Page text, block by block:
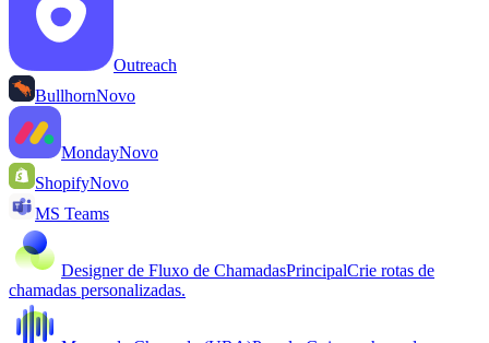
Outreach
BullhornNovo
MondayNovo
ShopifyNovo
MS Teams
Designer de Fluxo de ChamadasPrincipalCrie rotas de
chamadas personalizadas.